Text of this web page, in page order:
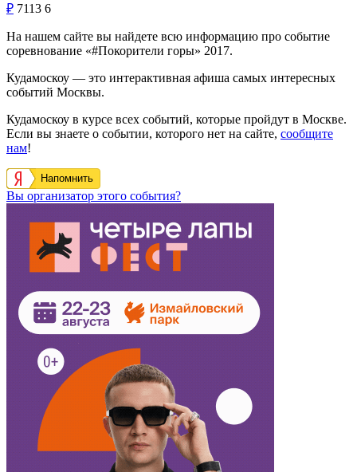
₽ 7113 6
На нашем сайте вы найдете всю информацию про событие
соревнование «#Покорители горы» 2017.
Кудамоскоу — это интерактивная афиша самых интересных
событий Москвы.
Кудамоскоу в курсе всех событий, которые пройдут в Москве.
Если вы знаете о событии, которого нет на сайте, сообщите
нам!
Напомнить
Вы организатор этого события?